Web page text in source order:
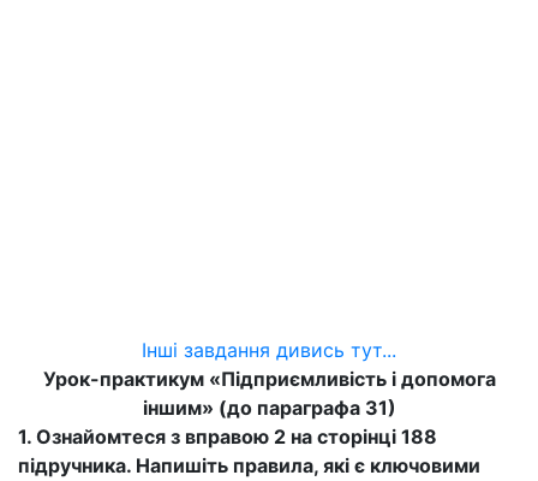
Інші завдання дивись тут...
Урок-практикум «Підприємливість і допомога
іншим» (до параграфа 31)
1. Ознайомтеся з вправою 2 на сторінці 188
підручника. Напишіть правила, які є ключовими